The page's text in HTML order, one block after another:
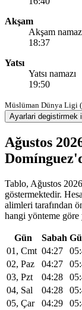
Akşam
Akşam
18:37
Yatsı
Yatsı namazı
19:50
Müslüman Dünya Ligi
Ayarlari degistirmek
Ağustos
Tablo, Ağustos
göstermektedir.
alimleri tarafından
hangi yönteme göre
Gün Sabah
01, Cmt 04:27
02, Paz
04:27
03, Pzt
04:28
04, Sal
04:28
05, Çar
04:29